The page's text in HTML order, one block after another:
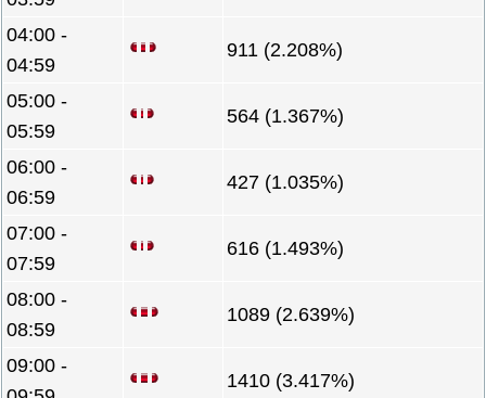
04:00 -
04:59
911 (2.208%)
05:00 -
05:59
564 (1.367%)
06:00 -
06:59
427 (1.035%)
07:00 -
07:59
616 (1.493%)
08:00 -
08:59
1089 (2.639%)
09:00 -
1410 (3.417%)